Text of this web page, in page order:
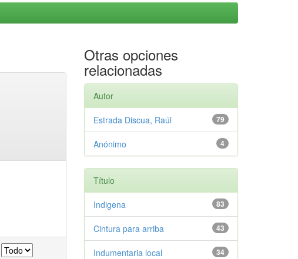
Otras opciones
relacionadas
Autor
79
Estrada Discua, Raúl
4
Anónimo
Título
83
Indigena
43
Cintura para arriba
34
Indumentaria local